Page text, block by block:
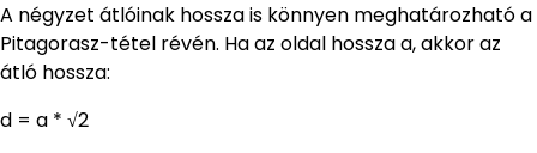
A négyzet átlóinak hossza is könnyen meghatározható a
Pitagorasz-tétel révén. Ha az oldal hossza a, akkor az
átló hossza:
d = a * √2